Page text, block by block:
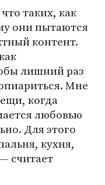
таких, как
они пытаются
контент.
лишний раз
Мне
когда
любовью
Для этого
кухня,
считает